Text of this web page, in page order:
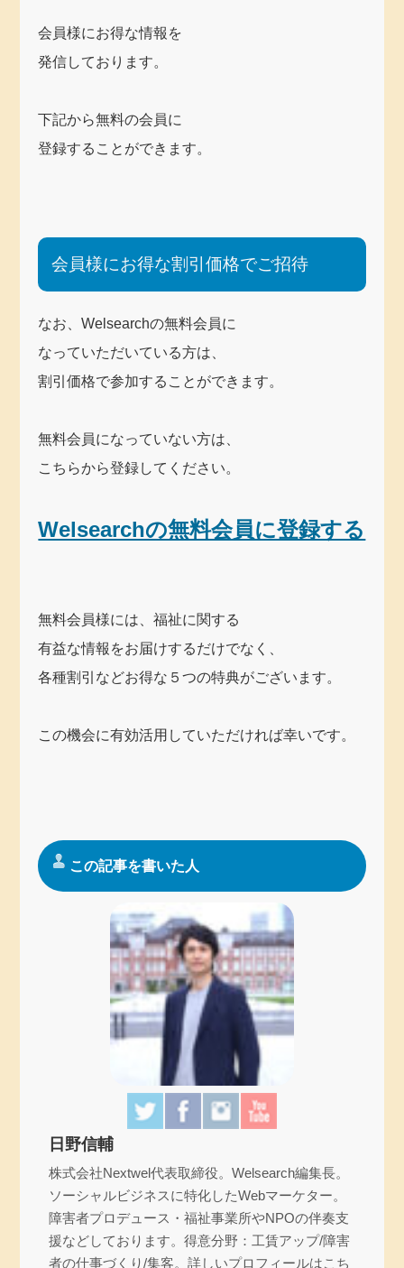
会員様にお得な情報を
発信しております。
下記から無料の会員に
登録することができます。
会員様にお得な割引価格でご招待
なお、Welsearchの無料会員に
なっていただいている方は、
割引価格で参加することができます。
無料会員になっていない方は、
こちらから登録してください。
Welsearchの無料会員に登録する
無料会員様には、福祉に関する
有益な情報をお届けするだけでなく、
各種割引などお得な５つの特典がございます。
この機会に有効活用していただければ幸いです。
この記事を書いた人
日野信輔
株式会社Nextwel代表取締役。Welsearch編集長。
ソーシャルビジネスに特化したWebマーケター。
障害者プロデュース・福祉事業所やNPOの伴奏支
援などしております。得意分野：工賃アップ/障害
者の仕事づくり/集客。詳しいプロフィールはこち